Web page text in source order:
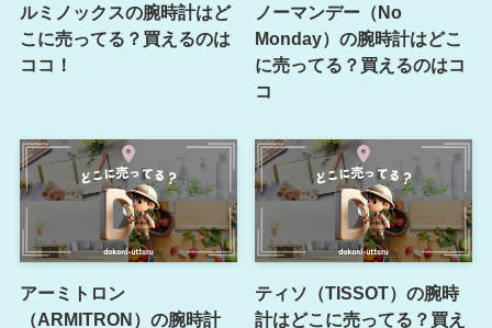
ルミノックスの腕時計はど
こに売ってる？買えるのは
ココ！
ノーマンデー（No
Monday）の腕時計はどこ
に売ってる？買えるのはコ
コ
アーミトロン
（ARMITRON）の腕時計
ティソ（TISSOT）の腕時
計はどこに売ってる？買え